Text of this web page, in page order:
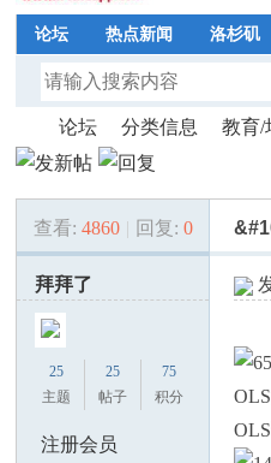
论坛 热点新闻 洛杉矶
美»
论坛
›
分类信息 教育/
查看: 4860 | 回复: 0
拜拜了
25
主题
25
帖子
75
积分
注册会员